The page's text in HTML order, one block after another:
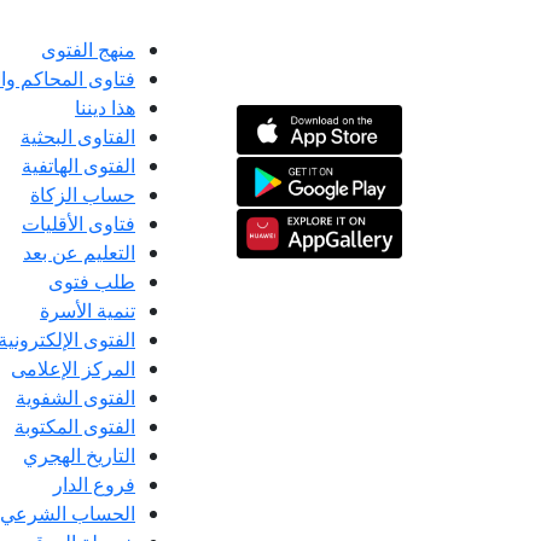
منهج الفتوى
فتاوى المحاكم
هذا ديننا
الفتاوى البحثية
الفتوى الهاتفية
حساب الزكاة
فتاوى الأقليات
التعليم عن بعد
طلب فتوى
تنمية الأسرة
الفتوى الإلكترونية
المركز الإعلامى
الفتوى الشفوية
الفتوى المكتوبة
التاريخ الهجري
فروع الدار
الحساب الشرعي